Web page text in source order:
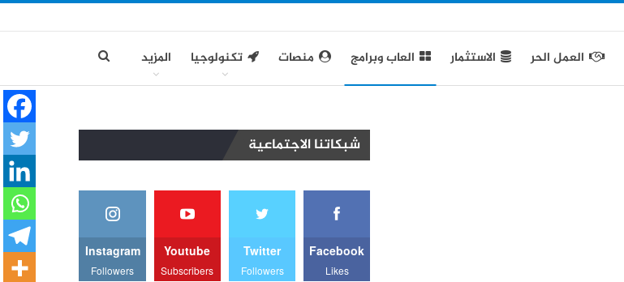
العمل الحر الاستثمار العاب وبرامج منصات تكنولوجيا المزيد
شبكاتنا الاجتماعية
Facebook
Likes
Twitter
Followers
Youtube
Subscribers
Instagram
Followers